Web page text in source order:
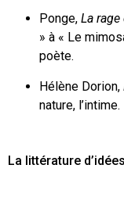
Ponge, La rage
» à « Le
poète.
Hélène Dorion,
nature, l’intime.
La littérature